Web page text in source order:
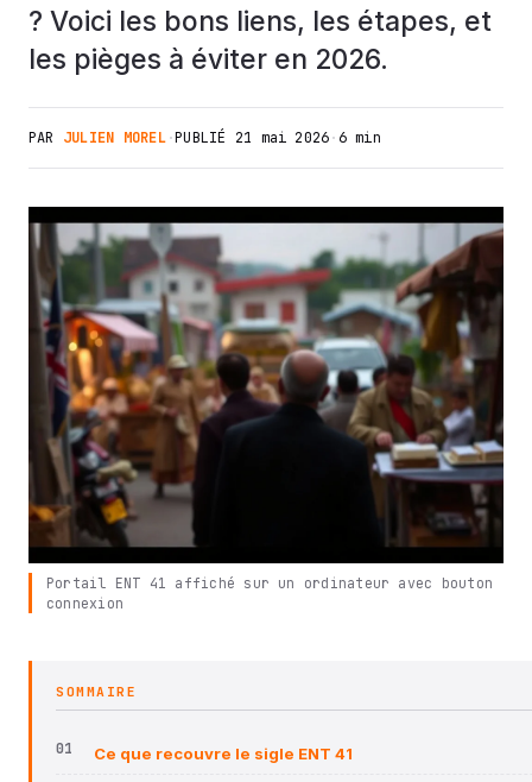
? Voici les bons liens, les étapes, et
les pièges à éviter en 2026.
PAR JULIEN MOREL·PUBLIÉ 21 mai 2026· 6 min
Portail ENT 41 affiché sur un ordinateur avec bouton
connexion
SOMMAIRE
Ce que recouvre le sigle ENT 41